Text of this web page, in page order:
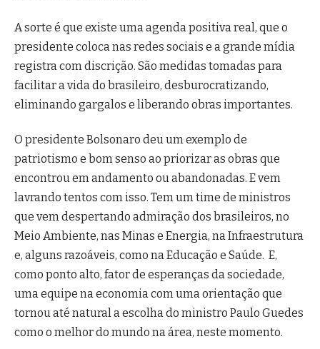
A sorte é que existe uma agenda positiva real, que o
presidente coloca nas redes sociais e a grande mídia
registra com discrição. São medidas tomadas para
facilitar a vida do brasileiro, desburocratizando,
eliminando gargalos e liberando obras importantes.
O presidente Bolsonaro deu um exemplo de
patriotismo e bom senso ao priorizar as obras que
encontrou em andamento ou abandonadas. E vem
lavrando tentos com isso. Tem um time de ministros
que vem despertando admiração dos brasileiros, no
Meio Ambiente, nas Minas e Energia, na Infraestrutura
e, alguns razoáveis, como na Educação e Saúde. E,
como ponto alto, fator de esperanças da sociedade,
uma equipe na economia com uma orientação que
tornou até natural a escolha do ministro Paulo Guedes
como o melhor do mundo na área, neste momento.